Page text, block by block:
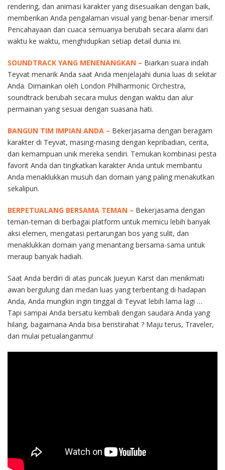
rendering, dan animasi karakter yang disesuaikan dengan baik,
memberikan Anda pengalaman visual yang benar-benar imersif.
Pencahayaan dan cuaca semuanya berubah secara alami dari
waktu ke waktu, menghidupkan setiap detail dunia ini.
SOUNDTRACK YANG MENENANGKAN – Biarkan suara indah
Teyvat menarik Anda saat Anda menjelajahi dunia luas di sekitar
Anda. Dimainkan oleh London Philharmonic Orchestra,
soundtrack berubah secara mulus dengan waktu dan alur
permainan yang sesuai dengan suasana hati.
BANGUN TIM IMPIAN ANDA – Bekerjasama dengan beragam
karakter di Teyvat, masing-masing dengan kepribadian, cerita,
dan kemampuan unik mereka sendiri. Temukan kombinasi pesta
favorit Anda dan tingkatkan karakter Anda untuk membantu
Anda menaklukkan musuh dan domain yang paling menakutkan
sekalipun.
BERPETUALANG BERSAMA TEMAN – Bekerjasama dengan
teman-teman di berbagai platform untuk memicu lebih banyak
aksi elemen, mengatasi pertarungan bos yang sulit, dan
menaklukkan domain yang menantang bersama-sama untuk
meraup banyak hadiah.
Saat Anda berdiri di atas puncak Jueyun Karst dan menikmati
awan bergulung dan medan luas yang terbentang di hadapan
Anda, Anda mungkin ingin tinggal di Teyvat lebih lama lagi …
Tapi sampai Anda bersatu kembali dengan saudara Anda yang
hilang, bagaimana Anda bisa beristirahat ? Maju terus, Traveler,
dan mulai petualanganmu!